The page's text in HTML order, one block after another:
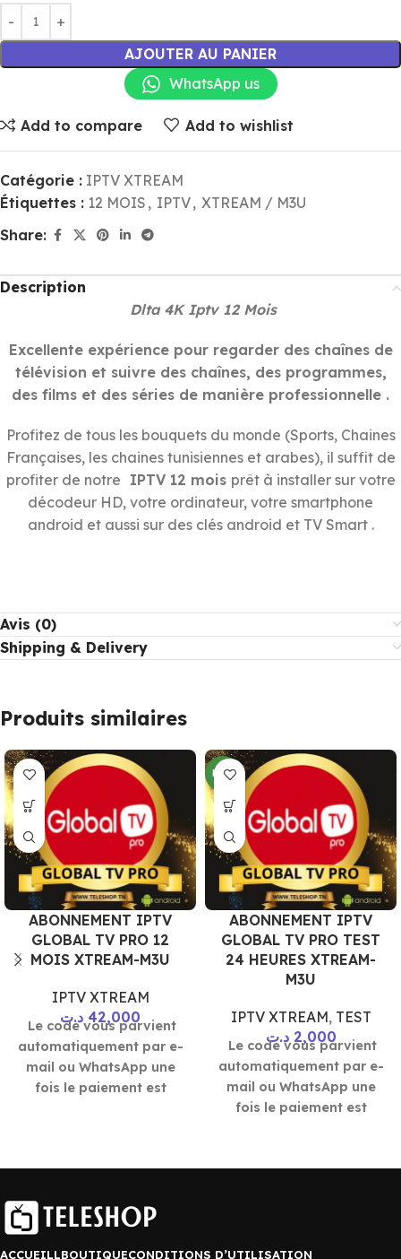
AJOUTER AU PANIER
WhatsApp us
Add to compare Add to wishlist
Catégorie : IPTV XTREAM
Étiquettes : 12 MOIS , IPTV, XTREAM / M3U
Share:
Description
Dlta 4K Iptv 12 Mois
Excellente expérience pour regarder des chaînes de
télévision et suivre des chaînes, des programmes,
des films et des séries de manière professionnelle .
Profitez de tous les bouquets du monde (Sports, Chaines
Françaises, les chaines tunisiennes et arabes), il suffit de
profiter de notre IPTV 12 mois prêt à installer sur votre
décodeur HD, votre ordinateur, votre smartphone
android et aussi sur des clés android et TV Smart .
Avis (0)
Shipping & Delivery
Produits similaires
ABONNEMENT IPTV
GLOBAL TV PRO 12
MOIS XTREAM-M3U
IPTV XTREAM
42,000 د.ت
Le code vous parvient
automatiquement par e-
mail ou WhatsApp une
fois le paiement est
NEW
ABONNEMENT IPTV
GLOBAL TV PRO TEST
24 HEURES XTREAM-
M3U
IPTV XTREAM, TEST
2,000 د.ت
Le code vous parvient
automatiquement par e-
mail ou WhatsApp une
fois le paiement est
ACCUEILLBOUTIQUECONDITIONS D’UTILISATION